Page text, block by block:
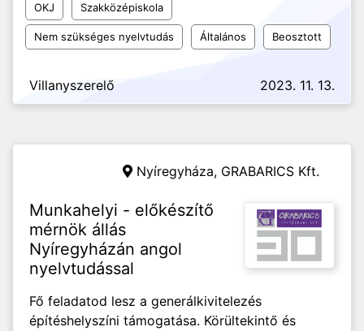
OKJ Szakközépiskola
Nem szükséges nyelvtudás Általános Beosztott
Villanyszerelő 2023. 11. 13.
Nyíregyháza, GRABARICS Kft.
Munkahelyi - előkészítő
mérnök állás
Nyíregyházán angol
nyelvtudással
Fő feladatod lesz a generálkivitelezés
építéshelyszíni támogatása. Körültekintő és